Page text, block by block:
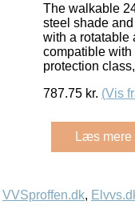
The walkable
steel shade
with a rotatable
compatible
protection
787.75 kr. (Vis
Læs mere
VVSproffen.dk,